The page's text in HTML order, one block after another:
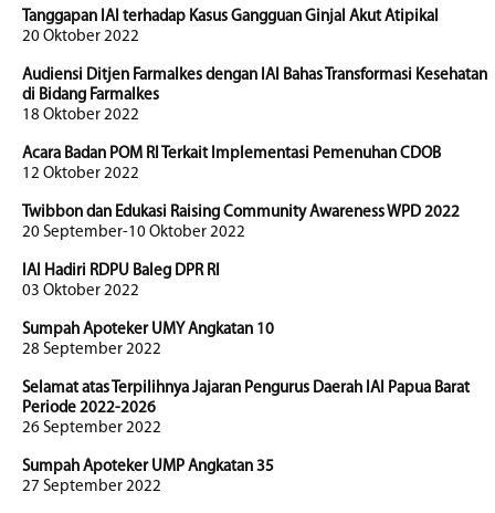
Tanggapan IAI terhadap Kasus Gangguan Ginjal Akut Atipikal
20 Oktober 2022
Audiensi Ditjen Farmalkes dengan IAI Bahas Transformasi Kesehatan
di Bidang Farmalkes
18 Oktober 2022
Acara Badan POM RI Terkait Implementasi Pemenuhan CDOB
12 Oktober 2022
Twibbon dan Edukasi Raising Community Awareness WPD 2022
20 September-10 Oktober 2022
IAI Hadiri RDPU Baleg DPR RI
03 Oktober 2022
Sumpah Apoteker UMY Angkatan 10
28 September 2022
Selamat atas Terpilihnya Jajaran Pengurus Daerah IAI Papua Barat
Periode 2022-2026
26 September 2022
Sumpah Apoteker UMP Angkatan 35
27 September 2022